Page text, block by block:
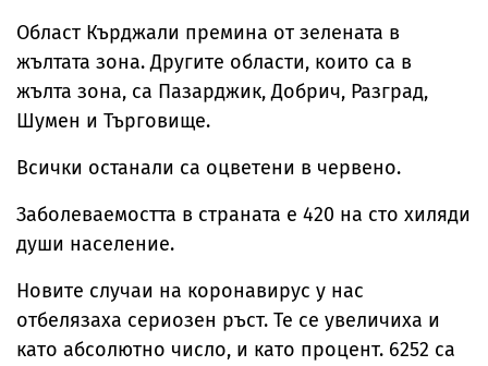
Област Кърджали премина от зелената в
жълтата зона. Другите области, които са в
жълта зона, са Пазарджик, Добрич, Разград,
Шумен и Търговище.
Всички останали са оцветени в червено.
Заболеваемостта в страната е 420 на сто хиляди
души население.
Новите случаи на коронавирус у нас
отбелязаха сериозен ръст. Те се увеличиха и
като абсолютно число, и като процент. 6252 са